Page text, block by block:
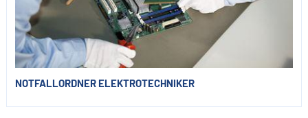
NOTFALLORDNER ELEKTROTECHNIKER